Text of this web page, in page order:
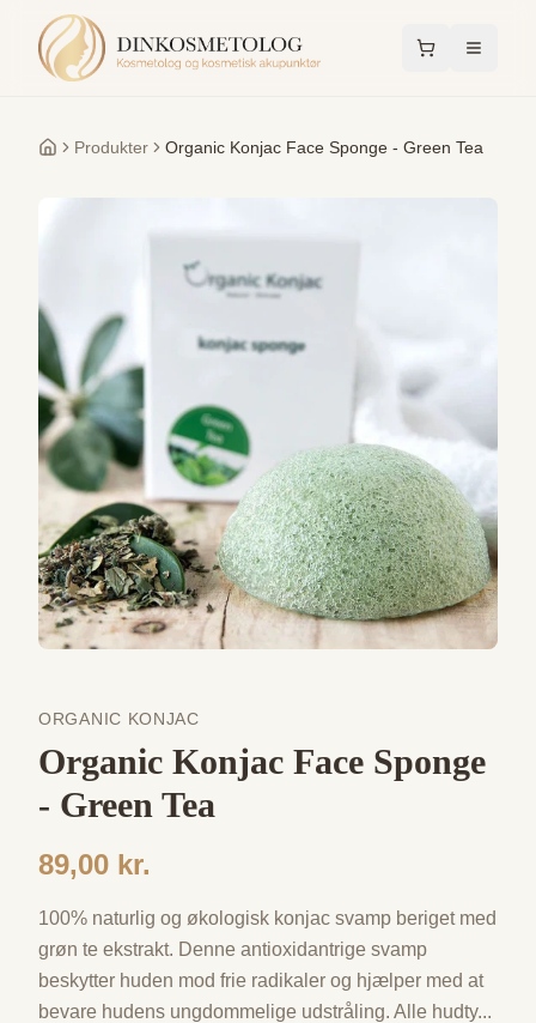
Forside
Produkter Organic Konjac Face Sponge - Green Tea
ORGANIC KONJAC
Organic Konjac Face Sponge
- Green Tea
89,00 kr.
100% naturlig og økologisk konjac svamp beriget med
grøn te ekstrakt. Denne antioxidantrige svamp
beskytter huden mod frie radikaler og hjælper med at
bevare hudens ungdommelige udstråling. Alle hudty...